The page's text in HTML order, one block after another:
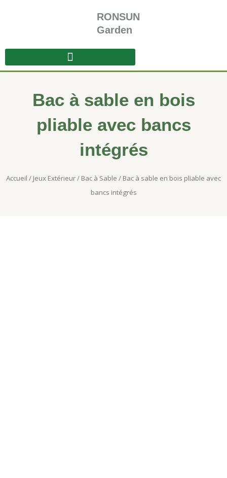
RONSUN
Garden
Bac à sable en bois
pliable avec bancs
intégrés
Accueil / Jeux Extérieur/ Bac à Sable / Bac à sable en bois pliable avec
bancs intégrés